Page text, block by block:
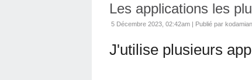
Les applications les
5 Décembre 2023, 02:42am | Publié par kodamian
J'utilise plusieurs